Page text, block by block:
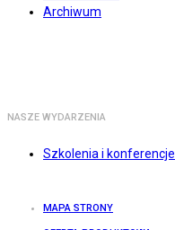
Archiwum
NASZE WYDARZENIA
Szkolenia i konferencje
MAPA STRONY